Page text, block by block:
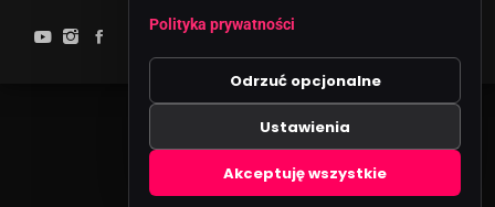
Polityka prywatności
Odrzuć opcjonalne
Ustawienia
Akceptuję wszystkie
Zgody cookies